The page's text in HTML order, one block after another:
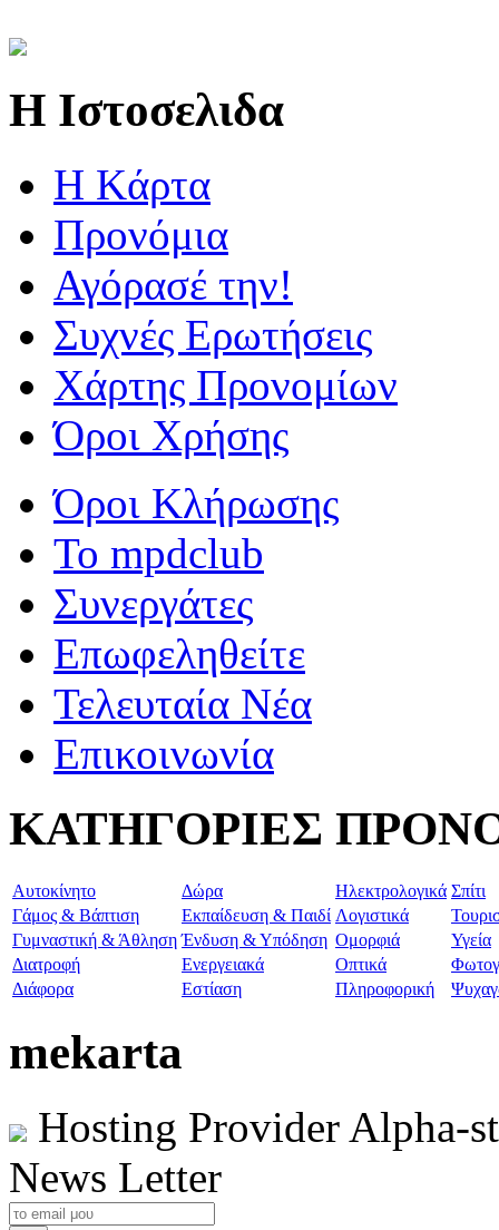
Η Ιστοσελιδα
Η Kάρτα
Προνόμια
Αγόρασέ την!
Συχνές Ερωτήσεις
Χάρτης Προνομίων
Όροι Χρήσης
Όροι Κλήρωσης
To mpdclub
Συνεργάτες
Επωφεληθείτε
Τελευταία Νέα
Επικοινωνία
ΚΑΤΗΓΟΡΙΕΣ
Aυτοκίνητο Δώρα Ηλεκτρολογικά Σπίτι
Γάμος & Βάπτιση
Εκπαίδευση & Παιδί Λογιστικά
Γυμναστική & Άθληση Ένδυση & Υπόδηση Ομορφιά
Υγεία
Διατροφή
Ενεργειακά Οπτικά
Διάφορα
Εστίαση Πληροφορική
mekarta
Hosting Provider Alpha-
News Letter